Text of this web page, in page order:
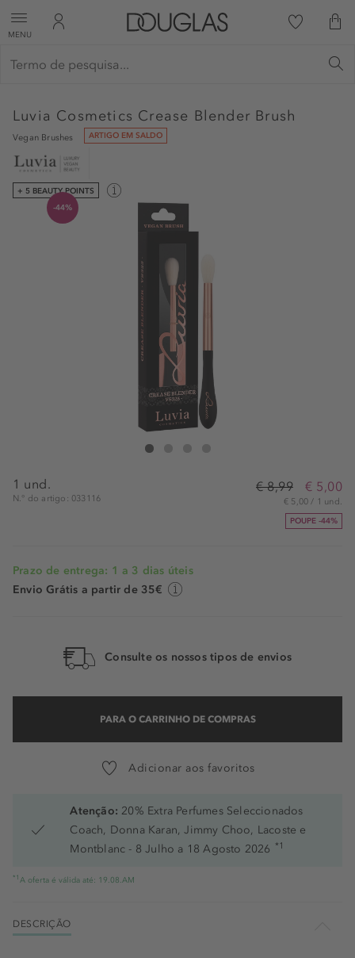
MENU
Luvia Cosmetics Crease Blender Brush
Vegan Brushes ARTIGO EM SALDO
+ 5 BEAUTY POINTS
-44%
Luvia Cosmetics Crease Blender Brush
1 und.
N.° do artigo: 033116
€ 8,99 € 5,00
€ 5,00 / 1 und.
POUPE -44%
Prazo de entrega: 1 a 3 dias úteis
Envio Grátis a partir de 35€
Consulte os nossos tipos de envios
PARA O CARRINHO DE COMPRAS
Adicionar aos favoritos
Atenção: 20% Extra Perfumes Seleccionados
Coach, Donna Karan, Jimmy Choo, Lacoste e
Montblanc - 8 Julho a 18 Agosto 2026 *1
*1 A oferta é válida até: 19.08.AM
DESCRIÇÃO